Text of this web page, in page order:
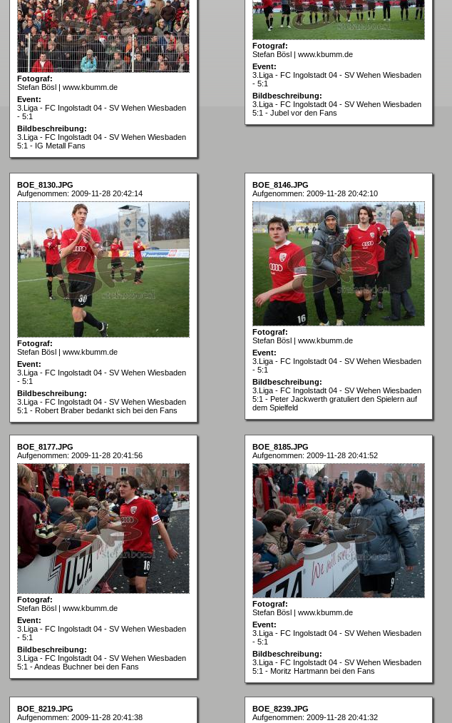
Fotograf:
Stefan Bösl | www.kbumm.de
Event:
3.Liga - FC Ingolstadt 04 - SV Wehen Wiesbaden
- 5:1
Bildbeschreibung:
3.Liga - FC Ingolstadt 04 - SV Wehen Wiesbaden
5:1 - IG Metall Fans
Fotograf:
Stefan Bösl | www.kbumm.de
Event:
3.Liga - FC Ingolstadt 04 - SV Wehen Wiesbaden
- 5:1
Bildbeschreibung:
3.Liga - FC Ingolstadt 04 - SV Wehen Wiesbaden
5:1 - Jubel vor den Fans
BOE_8130.JPG
Aufgenommen: 2009-11-28 20:42:14
Fotograf:
Stefan Bösl | www.kbumm.de
Event:
3.Liga - FC Ingolstadt 04 - SV Wehen Wiesbaden
- 5:1
Bildbeschreibung:
3.Liga - FC Ingolstadt 04 - SV Wehen Wiesbaden
5:1 - Robert Braber bedankt sich bei den Fans
BOE_8146.JPG
Aufgenommen: 2009-11-28 20:42:10
Fotograf:
Stefan Bösl | www.kbumm.de
Event:
3.Liga - FC Ingolstadt 04 - SV Wehen Wiesbaden
- 5:1
Bildbeschreibung:
3.Liga - FC Ingolstadt 04 - SV Wehen Wiesbaden
5:1 - Peter Jackwerth gratuliert den Spielern auf
dem Spielfeld
BOE_8177.JPG
Aufgenommen: 2009-11-28 20:41:56
Fotograf:
Stefan Bösl | www.kbumm.de
Event:
3.Liga - FC Ingolstadt 04 - SV Wehen Wiesbaden
- 5:1
Bildbeschreibung:
3.Liga - FC Ingolstadt 04 - SV Wehen Wiesbaden
5:1 - Andeas Buchner bei den Fans
BOE_8185.JPG
Aufgenommen: 2009-11-28 20:41:52
Fotograf:
Stefan Bösl | www.kbumm.de
Event:
3.Liga - FC Ingolstadt 04 - SV Wehen Wiesbaden
- 5:1
Bildbeschreibung:
3.Liga - FC Ingolstadt 04 - SV Wehen Wiesbaden
5:1 - Moritz Hartmann bei den Fans
BOE_8219.JPG
Aufgenommen: 2009-11-28 20:41:38
BOE_8239.JPG
Aufgenommen: 2009-11-28 20:41:32